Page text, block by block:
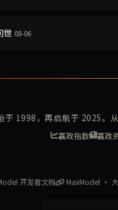
世 08-06
于 1998，再启航于 2025。
赢政指数 赢政
开发者文档 MaxModel · 大